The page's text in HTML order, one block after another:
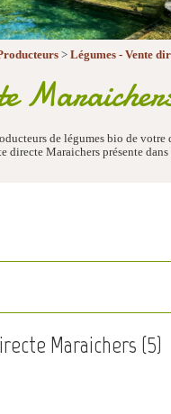
> Légumes - Vente
de légumes bio de
directe Maraichers présente
Maraichers (5)